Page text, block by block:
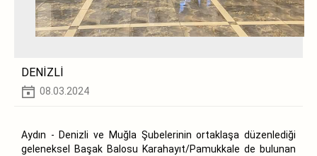
DENİZLİ
08.03.2024
Aydın - Denizli ve Muğla Şubelerinin ortaklaşa düzenlediği
geleneksel Başak Balosu Karahayıt/Pamukkale de bulunan